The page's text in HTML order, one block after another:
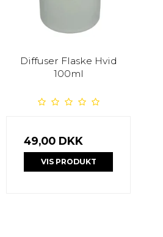
Diffuser Flaske Hvid
100ml
49,00 DKK
VIS PRODUKT